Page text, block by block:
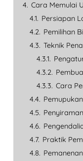
4. Cara Memulai
4.1. Persiapan
4.2. Pemilihan
4.3. Teknik
4.3.1.
4.3.2.
4.3.3. Cara
4.4.
4.5.
4.6.
4.7. Praktik
4.8.